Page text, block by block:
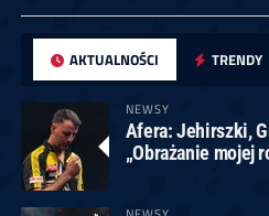
AKTUALNOŚCI TRENDY
NEWSY
Afera: Jehirszki,
„Obrażanie mojej